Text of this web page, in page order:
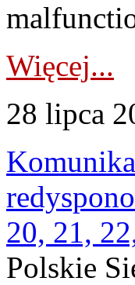
Więcej...
28 lipca
20, 21,
Polskie